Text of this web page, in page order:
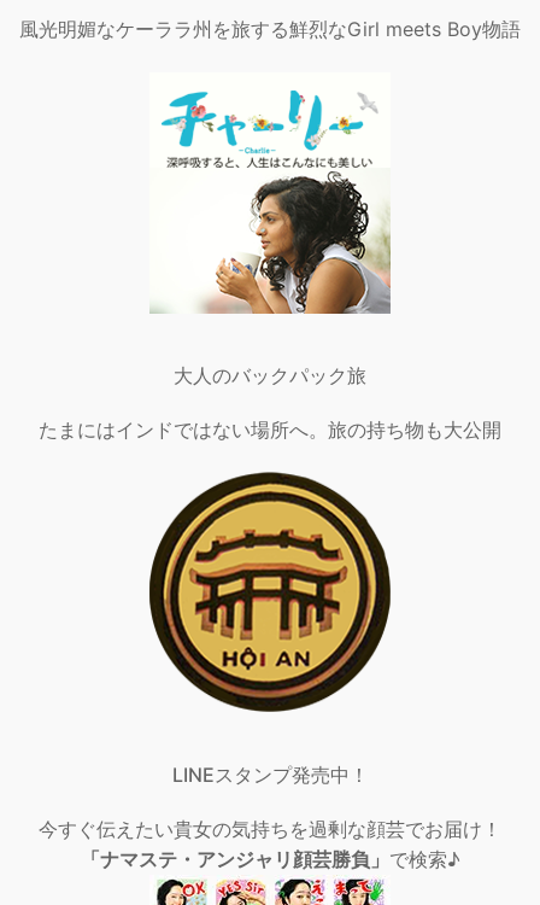
風光明媚なケーララ州を旅する鮮烈なGirl meets Boy物語
大人のバックパック旅
たまにはインドではない場所へ。旅の持ち物も大公開
LINEスタンプ発売中！
今すぐ伝えたい貴女の気持ちを過剰な顔芸でお届け！
「ナマステ・アンジャリ顔芸勝負」 で検索♪